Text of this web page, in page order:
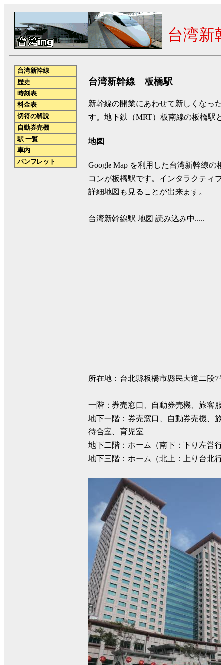
台湾新
台湾新幹線 板橋駅
新幹線の開業にあわせて新しくなっ
す。地下鉄（MRT）板南線の板橋駅
地図
Google Map を利用した台湾新幹線
コンが板橋駅です。インタラクティ
詳細地図も見ることが出来ます。
台湾新幹線駅 地図 読み込み中.....
所在地：台北縣板橋市縣民大道二段7
一階：券売窓口、自動券売機、旅客
地下一階：券売窓口、自動券売機、
待合室、育児室
地下二階：ホーム（南下：下り左営
地下三階：ホーム（北上：上り台北
台湾新幹線
歴史
時刻表
料金表
切符の解説
自動券売機
駅 一覧
車内
パンフレット